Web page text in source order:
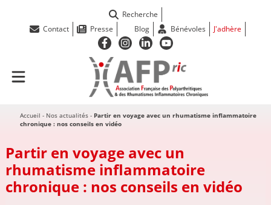
Recherche
Contact
Presse Blog Bénévoles J'adhère
Accueil - Nos actualités - Partir en voyage avec un rhumatisme inflammatoire
chronique : nos conseils en vidéo
Partir en voyage avec un
rhumatisme inflammatoire
chronique : nos conseils en vidéo